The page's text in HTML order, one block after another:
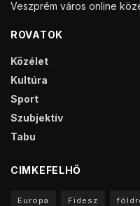
Veszprém város online
ROVATOK
Közélet
Kultúra
Sport
Szubjektív
Tabu
CIMKEFELHŐ
Europa Fidesz